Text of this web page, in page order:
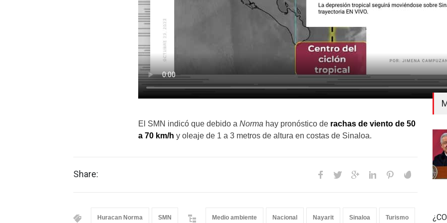
El SMN indicó que debido a Norma hay pronóstico de rachas de viento de 50
a 70 km/h y oleaje de 1 a 3 metros de altura en costas de Sinaloa.
Share:
Huracan Norma SMN Medio ambiente Nacional Nayarit Sinaloa Turismo